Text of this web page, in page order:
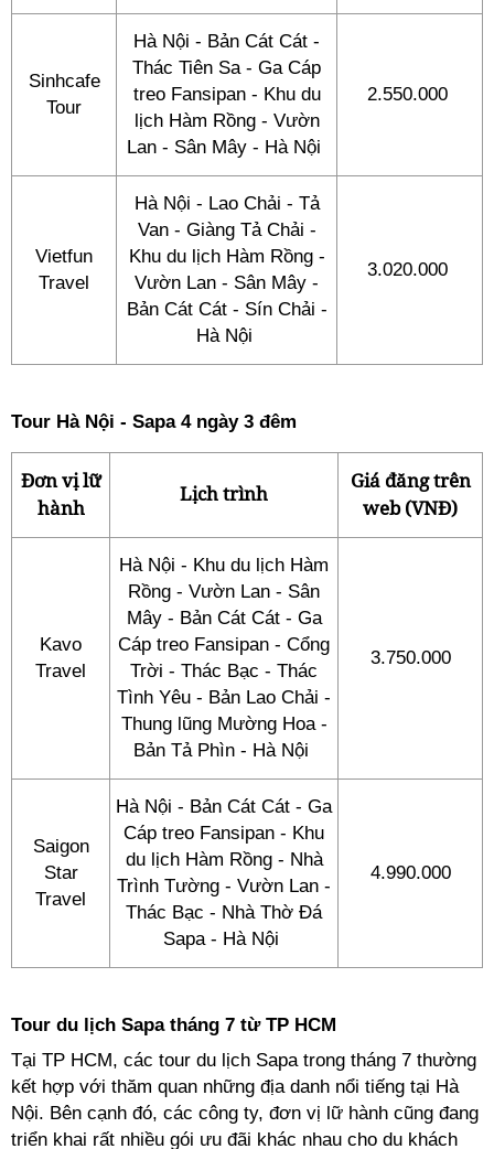
Sinhcafe
Tour
Hà Nội - Bản Cát Cát -
Thác Tiên Sa - Ga Cáp
treo Fansipan - Khu du
lịch Hàm Rồng - Vườn
Lan - Sân Mây - Hà Nội
2.550.000
Vietfun
Travel
Hà Nội - Lao Chải - Tả
Van - Giàng Tả Chải -
Khu du lịch Hàm Rồng -
Vườn Lan - Sân Mây -
Bản Cát Cát - Sín Chải -
Hà Nội
3.020.000
Tour Hà Nội - Sapa 4 ngày 3 đêm
Đơn vị lữ
hành
Lịch trình
Giá đăng trên
web (VNĐ)
Kavo
Travel
Hà Nội - Khu du lịch Hàm
Rồng - Vườn Lan - Sân
Mây - Bản Cát Cát - Ga
Cáp treo Fansipan - Cổng
Trời - Thác Bạc - Thác
Tình Yêu - Bản Lao Chải -
Thung lũng Mường Hoa -
Bản Tả Phìn - Hà Nội
3.750.000
Saigon
Star
Travel
Hà Nội - Bản Cát Cát - Ga
Cáp treo Fansipan - Khu
du lịch Hàm Rồng - Nhà
Trình Tường - Vườn Lan -
Thác Bạc - Nhà Thờ Đá
Sapa - Hà Nội
4.990.000
Tour du lịch Sapa tháng 7 từ TP HCM
Tại TP HCM, các tour du lịch Sapa trong tháng 7 thường
kết hợp với thăm quan những địa danh nổi tiếng tại Hà
Nội. Bên cạnh đó, các công ty, đơn vị lữ hành cũng đang
triển khai rất nhiều gói ưu đãi khác nhau cho du khách